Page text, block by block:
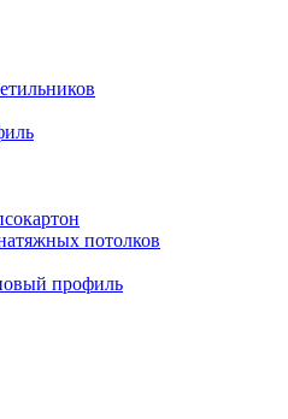
потолков
профиль